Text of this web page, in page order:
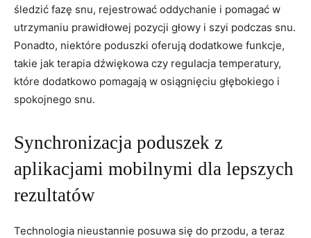
śledzić ⁢fazę snu, rejestrować⁢ oddychanie i‌ pomagać‍ w
utrzymaniu prawidłowej pozycji głowy i ⁤szyi podczas snu.
Ponadto, niektóre​ poduszki ‍oferują dodatkowe‍ funkcje,
takie⁤ jak terapia dźwiękowa czy regulacja⁢ temperatury,
które dodatkowo pomagają w osiągnięciu‌ głębokiego i
spokojnego snu.
Synchronizacja ‍poduszek z
aplikacjami mobilnymi dla lepszych​
rezultatów
Technologia ‌nieustannie posuwa‍ się do przodu, a teraz